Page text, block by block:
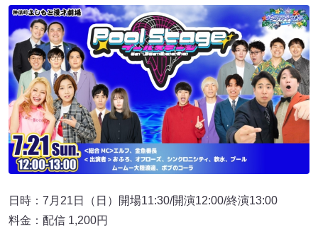
日時：7月21日（日）開場11:30/開演12:00/終演13:00
料金：配信 1,200円